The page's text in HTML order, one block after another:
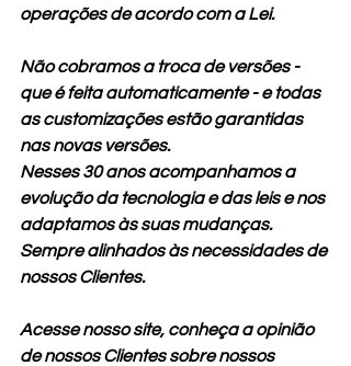
operações de acordo com a Lei.
Não cobramos a troca de versões -
que é feita automaticamente - e todas
as customizações estão garantidas
nas novas versões.
Nesses 30 anos acompanhamos a
evolução da tecnologia e das leis e nos
adaptamos às suas mudanças.
Sempre alinhados às necessidades de
nossos Clientes.
Acesse nosso site, conheça a opinião
de nossos Clientes sobre nossos